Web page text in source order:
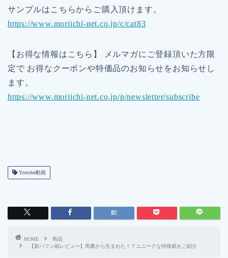
サンプルはこちらからご購入頂けます。
https://www.moriichi-net.co.jp/c/cat83
【お得な情報はこちら】 メルマガにご登録頂いた方限
定で お得なクーポンや特価品のお知らせをお知らせし
ます。
https://www.moriichi-net.co.jp/p/newsletter/subscribe
Youtube動画
HOME
商品
【新バフン紙レビュー】馬糞から生まれた！？ユニークな特殊紙をご紹介